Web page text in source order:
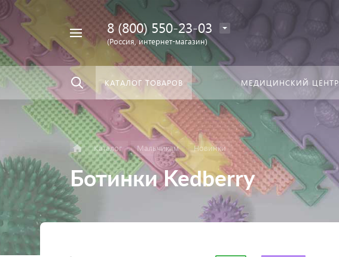
вездеНайти
8 (800) 550-23-03
(Россия, интернет-магазин)
КАТАЛОГ ТОВАРОВ МЕДИЦИНСКИЙ ЦЕНТР
Каталог Мальчикам Новинки
Ботинки Kedberry